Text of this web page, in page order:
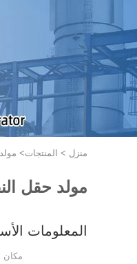
منزل > المنتجات>
مولد حقل
المعلومات
مكان